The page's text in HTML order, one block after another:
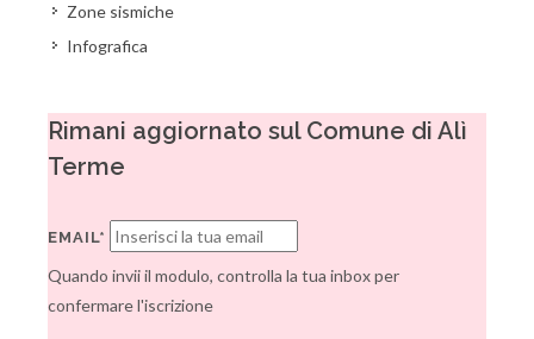
Zone sismiche
Infografica
Rimani aggiornato sul Comune di Alì
Terme
EMAIL*
Quando invii il modulo, controlla la tua inbox per
confermare l'iscrizione